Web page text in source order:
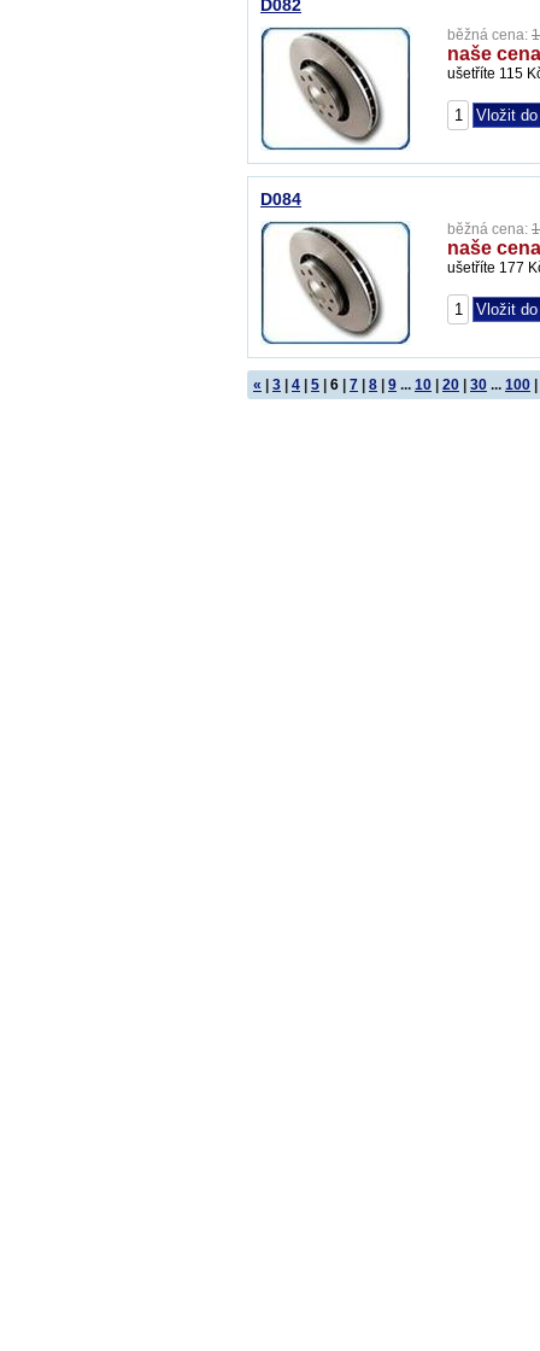
D082
běžná cena:
naše
ušetříte 115
D084
běžná cena:
naše
ušetříte 177
« 3 4 5 6 7 8 9 ... 10 20 30 ... 100